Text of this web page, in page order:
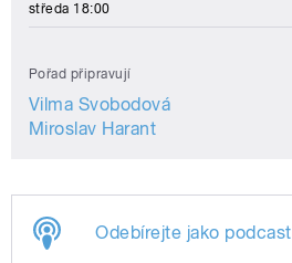
středa 18:00
Pořad připravují
Vilma Svobodová
Miroslav Harant
Odebírejte jako podcast